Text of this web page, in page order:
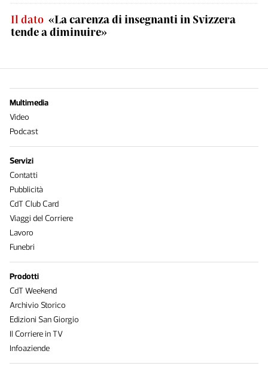
Il dato «La carenza di insegnanti in Svizzera
tende a diminuire»
Multimedia
Video
Podcast
Servizi
Contatti
Pubblicità
CdT Club Card
Viaggi del Corriere
Lavoro
Funebri
Prodotti
CdT Weekend
Archivio Storico
Edizioni San Giorgio
Il Corriere in TV
Infoaziende